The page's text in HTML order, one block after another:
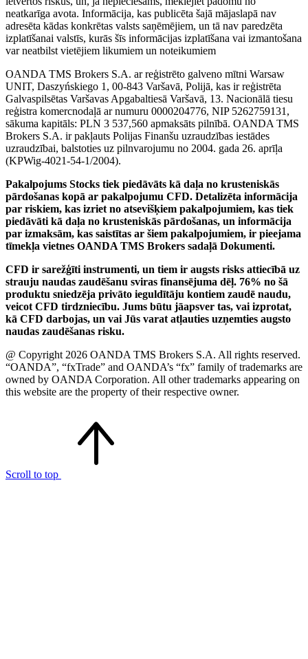
neatkarīga avota. Informācija, kas publicēta šajā mājaslapā nav
adresēta kādas konkrētas valsts saņēmējiem, un tā nav paredzēta
izplatīšanai valstīs, kurās šīs informācijas izplatīšana vai izmantošana
var neatbilst vietējiem likumiem un noteikumiem
OANDA TMS Brokers S.A. ar reģistrēto galveno mītni Warsaw
UNIT, Daszyńskiego 1, 00-843 Varšavā, Polijā, kas ir reģistrēta
Galvaspilsētas Varšavas Apgabaltiesā Varšavā, 13. Nacionālā tiesu
reģistra komercnodaļā ar numuru 0000204776, NIP 5262759131,
sākuma kapitāls: PLN 3 537,560 apmaksāts pilnībā. OANDA TMS
Brokers S.A. ir pakļauts Polijas Finanšu uzraudzības iestādes
uzraudzībai, balstoties uz pilnvarojumu no 2004. gada 26. aprīļa
(KPWig-4021-54-1/2004).
Pakalpojums Stocks tiek piedāvāts kā daļa no krusteniskās
pārdošanas kopā ar pakalpojumu CFD. Detalizēta informācija
par riskiem, kas izriet no atsevišķiem pakalpojumiem, kas tiek
piedāvāti kā daļa no krusteniskās pārdošanas, un informācija
par izmaksām, kas saistītas ar šiem pakalpojumiem, ir pieejama
tīmekļa vietnes OANDA TMS Brokers sadaļā Dokumenti.
CFD ir sarežģīti instrumenti, un tiem ir augsts risks attiecībā uz
strauju naudas zaudēšanu sviras finansējuma dēļ. 76% no šā
produktu sniedzēja privāto ieguldītāju kontiem zaudē naudu,
veicot CFD tirdzniecību. Jums būtu jāapsver tas, vai izprotat,
kā CFD darbojas, un vai Jūs varat atļauties uzņemties augsto
naudas zaudēšanas risku.
@ Copyright 2026 OANDA TMS Brokers S.A. All rights reserved.
“OANDA”, “fxTrade” and OANDA’s “fx” family of trademarks are
owned by OANDA Corporation. All other trademarks appearing on
this website are the property of their respective owner.
Scroll to top